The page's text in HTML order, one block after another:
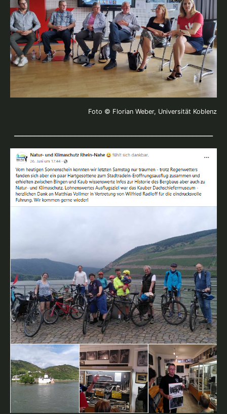
Foto © Florian Weber, Universität Koblenz